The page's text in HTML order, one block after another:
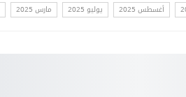
أغسطس 2025 يوليو 2025 مارس 2025